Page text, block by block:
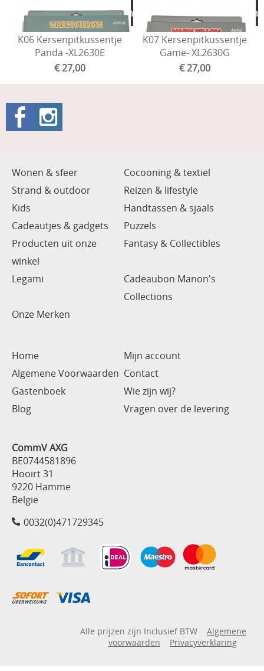
Toevoegen aan winkelmandje Toevoegen aan
K06 Kersenpitkussentje
Panda -XL2630E
€ 27,00
K07 Kersenpitkussentje
Game- XL2630G
€ 27,00
Wonen & sfeer
Cocooning & textiel
Strand & outdoor
Reizen & lifestyle
Kids
Handtassen & sjaals
Cadeautjes & gadgets
Puzzels
Producten uit onze
winkel
Fantasy & Collectibles
Legami
Cadeaubon Manon's
Collections
Onze Merken
Home
Mijn account
Algemene Voorwaarden Contact
Gastenboek
Wie zijn wij?
Blog
Vragen over de levering
CommV AXG
BE0744581896
Hooirt 31
9220 Hamme
België
0032(0)471729345
Alle prijzen zijn Inclusief BTW
Algemene
voorwaarden
Privacyverklaring